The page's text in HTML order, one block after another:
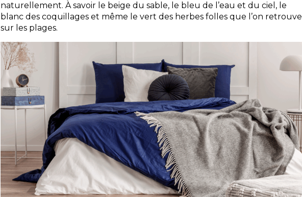
naturellement. À savoir le beige du sable, le bleu de l’eau et du ciel, le
blanc des coquillages et même le vert des herbes folles que l’on retrouve
sur les plages.